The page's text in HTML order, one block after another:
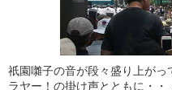
祇園囃子の音が段々盛り上が
ラヤー！の掛け声とともに・・